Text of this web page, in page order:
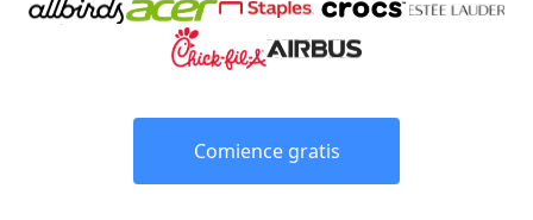
Comience gratis